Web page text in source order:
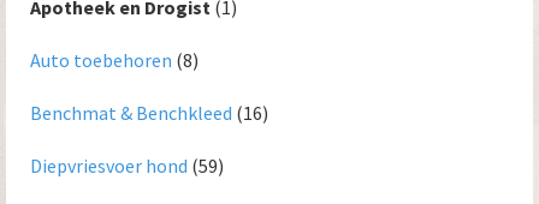
Apotheek en Drogist (1)
Auto toebehoren (8)
Benchmat & Benchkleed (16)
Diepvriesvoer hond (59)